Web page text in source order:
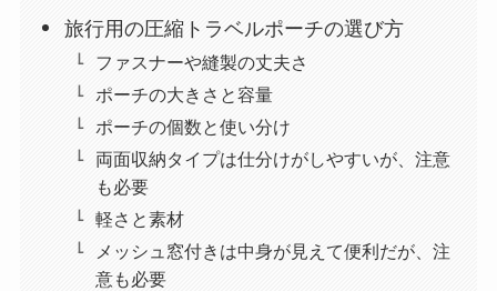
旅行用の圧縮トラベルポーチの選び方
ファスナーや縫製の丈夫さ
ポーチの大きさと容量
ポーチの個数と使い分け
両面収納タイプは仕分けがしやすいが、注意
も必要
軽さと素材
メッシュ窓付きは中身が見えて便利だが、注
意も必要